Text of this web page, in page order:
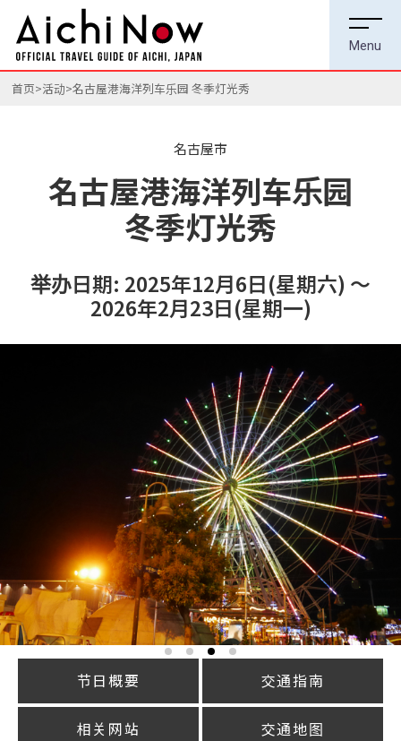
首页 活动 名古屋港海洋列车乐园 冬季灯光秀
名古屋市
名古屋港海洋列车乐园
冬季灯光秀
举办日期: 2025年12月6日(星期六) ～
2026年2月23日(星期一)
节日概要 交通指南
相关网站 交通地图